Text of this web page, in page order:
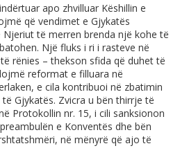
apo zhvilluar Këshillin e
që vendimet e Gjykatës
të merren brenda një kohe të
Një fluks i ri i rasteve në
rënies – thekson sfida që duhet të
reformat e filluara në
e cila kontribuoi në zbatimin
Gjykatës. Zvicra u bën thirrje të
Protokollin nr. 15, i cili sanksionon
e Konventës dhe bën
në mënyrë që ajo të